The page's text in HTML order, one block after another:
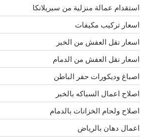
استقدام عمالة منزلية من سيريلانكا
اسعار تركيب مكيفات
اسعار نقل العفش من الخبر
اسعار نقل العفش من الدمام
اصباغ وديكورات حفر الباطن
اصلاح اعمال السباكه بالخبر
اصلاح ولحام الخزانات بالدمام
اعمال دهان بالرياض